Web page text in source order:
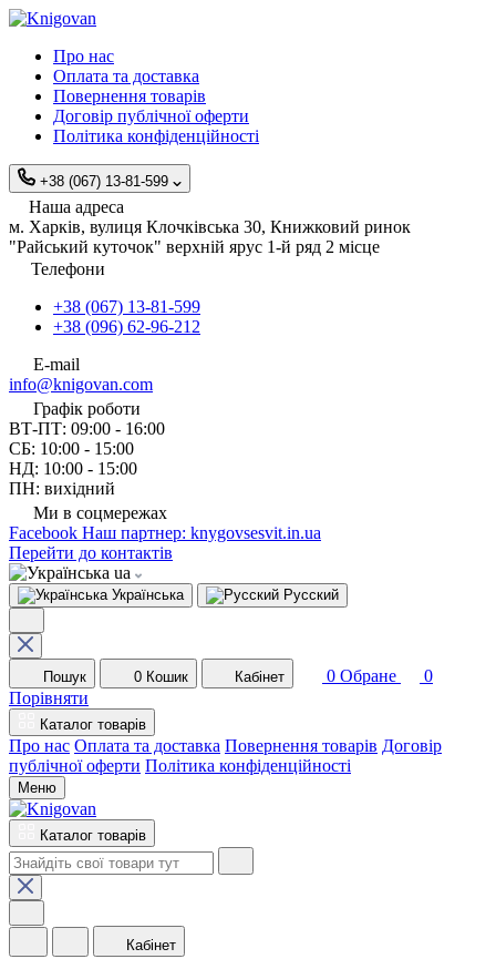
Про нас
Оплата та доставка
Повернення товарів
Договір публічної оферти
Політика конфіденційності
+38 (067) 13-81-599
Наша адреса
м. Харків, вулиця Клочківська 30, Книжковий ринок
"Райський куточок" верхній ярус 1-й ряд 2 місце
Телефони
+38 (067) 13-81-599
+38 (096) 62-96-212
E-mail
info@knigovan.com
Графік роботи
ВТ-ПТ: 09:00 - 16:00
СБ: 10:00 - 15:00
НД: 10:00 - 15:00
ПН: вихідний
Ми в соцмережах
Facebook Наш партнер: knygovsesvit.in.ua
Перейти до контактів
ua
Українська Русский
Пошук 0 Кошик Кабінет 0 Обране
0
Порівняти
Каталог товарів
Про нас Оплата та доставка Повернення товарів Договір
публічної оферти Політика конфіденційності
Меню
Каталог товарів
Кабінет